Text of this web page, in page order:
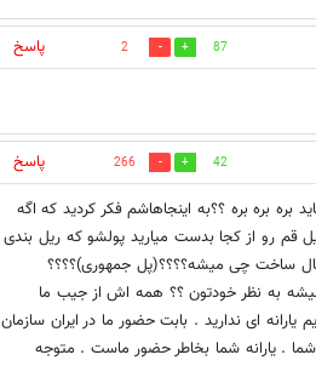
87
2
پاسخ
42
266
پاسخ
بره بره ؟؟به اینجاهاشم فکر کردید که اگه
قم رو از کجا بدست میارید پولشو که ریل بندی
ساخت چی میشه؟؟؟؟(پل جمهوری)؟؟؟؟
به نظر خودتون ؟؟ همه اش از جیب ما
یارانه ای ندارید . بابت حضور ما در ایران سازمان
شما . یارانه شما بخاطر حضور ماست . متوجه